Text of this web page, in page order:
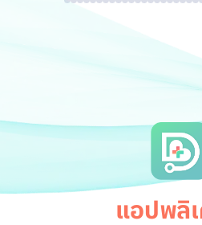
แอปพลิ